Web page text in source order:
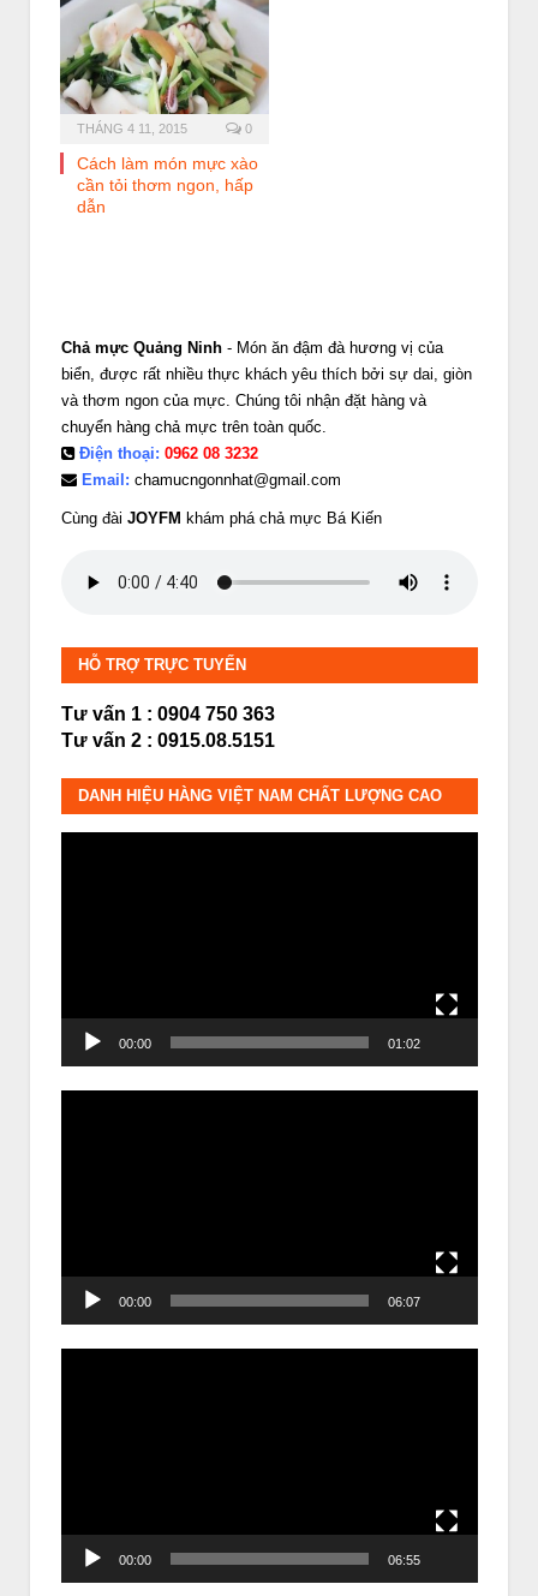
THÁNG 4 11, 2015 0
Cách làm món mực xào
cần tỏi thơm ngon, hấp
dẫn
Chả mực Quảng Ninh - Món ăn đậm đà hương vị của
biển, được rất nhiều thực khách yêu thích bởi sự dai, giòn
và thơm ngon của mực. Chúng tôi nhận đặt hàng và
chuyển hàng chả mực trên toàn quốc.
Điện thoại: 0962 08 3232
Email: chamucngonnhat@gmail.com
Cùng đài JOYFM khám phá chả mực Bá Kiến
HỖ TRỢ TRỰC TUYẾN
Tư vấn 1 : 0904 750 363
Tư vấn 2 : 0915.08.5151
DANH HIỆU HÀNG VIỆT NAM CHẤT LƯỢNG CAO
00:00 01:02
00:00 06:07
00:00 06:55